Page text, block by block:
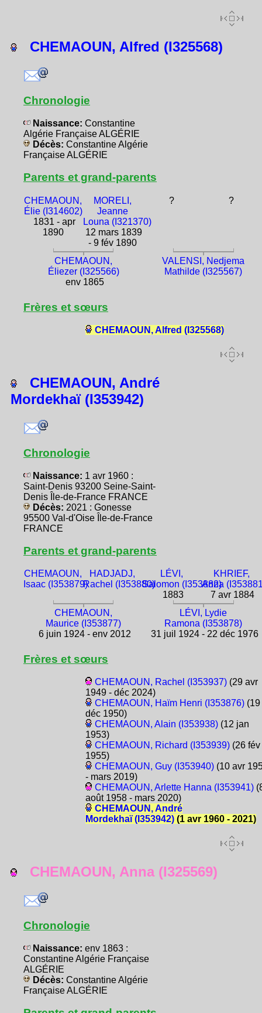
CHEMAOUN, Alfred (I325568)
Chronologie
Naissance: Constantine
Algérie Française ALGÉRIE
Décès: Constantine Algérie
Française ALGÉRIE
Parents et grand-parents
CHEMAOUN,
Élie (I314602)
1831 - apr
1890
MORELI,
Jeanne
Louna (I321370)
12 mars 1839
- 9 fév 1890
? ?
CHEMAOUN,
Éliezer (I325566)
env 1865
VALENSI, Nedjema
Mathilde (I325567)
Frères et sœurs
CHEMAOUN, Alfred (I325568)
CHEMAOUN, André
Mordekhaï (I353942)
Chronologie
Naissance: 1 avr 1960 :
Saint-Denis 93200 Seine-Saint-
Denis Île-de-France FRANCE
Décès: 2021 : Gonesse
95500 Val-d'Oise Île-de-France
FRANCE
Parents et grand-parents
CHEMAOUN,
Isaac (I353879)
HADJADJ,
Rachel (I353880)
LÉVI,
Salomon (I353882)
1883
KHRIEF,
Anna
7 avr 1884
CHEMAOUN,
Maurice (I353877)
6 juin 1924 - env 2012
LÉVI, Lydie
Ramona (I353878)
31 juil 1924 - 22 déc 1976
Frères et sœurs
CHEMAOUN, Rachel (I353937)(29 avr
1949 - déc 2024)
CHEMAOUN, Haïm Henri (I353876)(19
déc 1950)
CHEMAOUN, Alain (I353938)(12 jan
1953)
CHEMAOUN, Richard (I353939)(26 fév
1955)
CHEMAOUN, Guy (I353940)(10 avr
- mars 2019)
CHEMAOUN, Arlette Hanna (I353941)
août 1958 - mars 2020)
CHEMAOUN, André
Mordekhaï (I353942)(1 avr 1960 - 2021)
CHEMAOUN, Anna (I325569)
Chronologie
Naissance: env 1863 :
Constantine Algérie Française
ALGÉRIE
Décès: Constantine Algérie
Française ALGÉRIE